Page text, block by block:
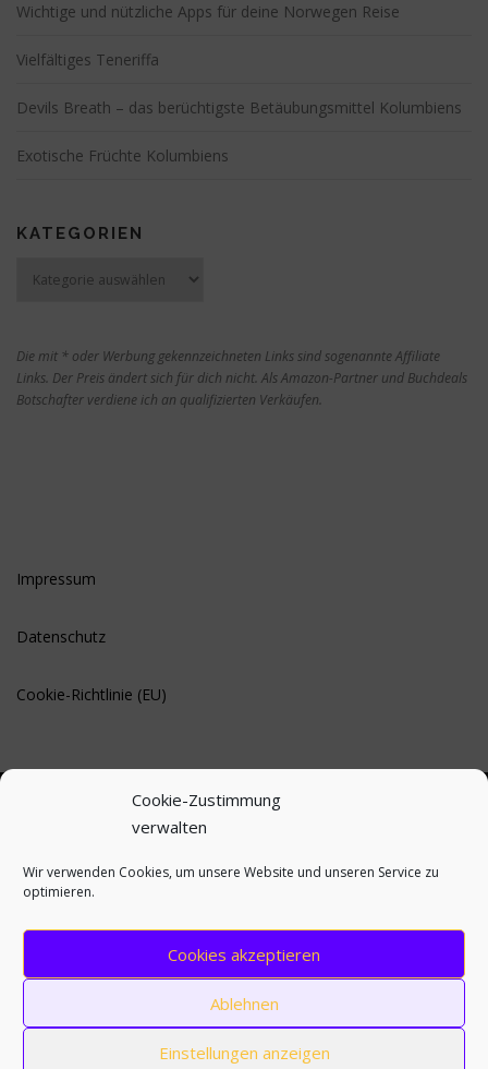
Cookie-Zustimmung
verwalten
Wir verwenden Cookies, um unsere Website und unseren Service zu
optimieren.
Cookies akzeptieren
Ablehnen
Einstellungen anzeigen
Wichtige und nützliche Apps für deine Norwegen Reise
Vielfältiges Teneriffa
Devils Breath – das berüchtigste Betäubungsmittel Kolumbiens
Exotische Früchte Kolumbiens
KATEGORIEN
Die mit * oder Werbung gekennzeichneten Links sind sogenannte Affiliate
Links. Der Preis ändert sich für dich nicht. Als Amazon-Partner und Buchdeals
Botschafter verdiene ich an qualifizierten Verkäufen.
Impressum
Datenschutz
Cookie-Richtlinie (EU)